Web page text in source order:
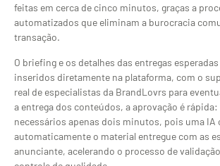
feitas em cerca de cinco minutos, graças a
automatizados que eliminam a burocracia
transação.
O briefing e os detalhes das entregas
inseridos diretamente na plataforma, com o
real de especialistas da BrandLovrs para
a entrega dos conteúdos, a aprovação é
necessários apenas dois minutos, pois uma IA
automaticamente o material entregue com as
anunciante, acelerando o processo de